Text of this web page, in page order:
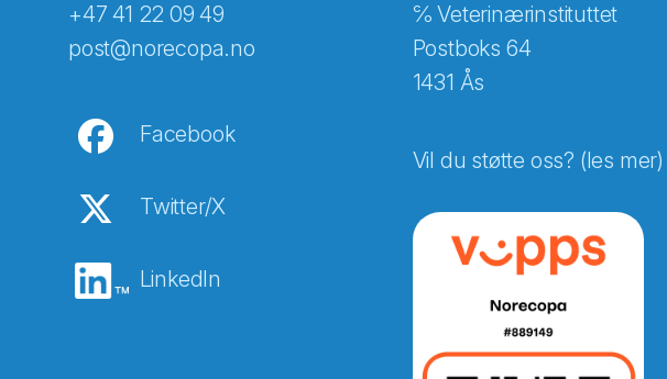
+47 41 22 09 49
post@norecopa.no
Facebook
Twitter/X
LinkedIn
℅ Veterinærinstituttet
Postboks 64
1431 Ås
Vil du støtte oss? (les mer)